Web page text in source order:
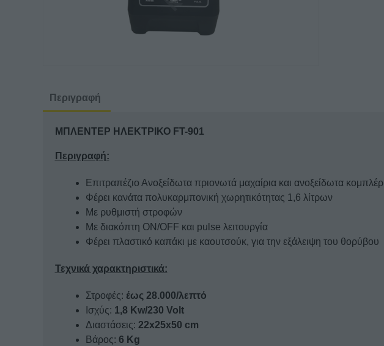
Περιγραφή
ΜΠΛΕΝΤΕΡ ΗΛΕKΤΡΙΚΟ FT-901
Περιγραφή:
Επιτραπέζιο Ανοξείδωτα πριονωτά μαχαίρια και ανοξείδωτα κομπλέρ
Φέρει κανάτα πολυκαρμπονική χωρητικότητας 1,6 λίτρων
Με ρυθμιστή στροφών
Με διακόπτη ON/OFF και pulse λειτουργία
Φέρει πλαστικό καπάκι με καουτσούκ, για την εξάλειψη του θορύβου
Τεχνικά χαρακτηριστικά:
Στροφές: έως 28.000/λεπτό
Ισχύς: 1,8 Kw/230 Volt
Διαστάσεις: 22x25x50 cm
Βάρος: 6 Kg